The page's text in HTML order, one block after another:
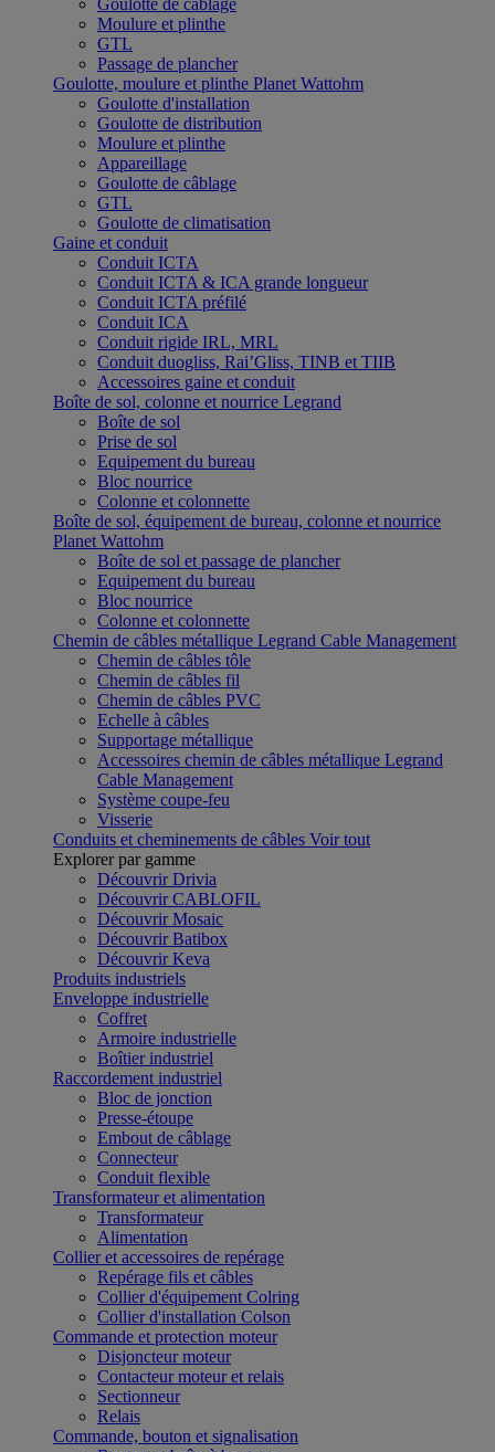
Goulotte de câblage
Moulure et plinthe
GTL
Passage de plancher
Goulotte, moulure et plinthe Planet Wattohm
Goulotte d'installation
Goulotte de distribution
Moulure et plinthe
Appareillage
Goulotte de câblage
GTL
Goulotte de climatisation
Gaine et conduit
Conduit ICTA
Conduit ICTA & ICA grande longueur
Conduit ICTA préfilé
Conduit ICA
Conduit rigide IRL, MRL
Conduit duogliss, Rai’Gliss, TINB et TIIB
Accessoires gaine et conduit
Boîte de sol, colonne et nourrice Legrand
Boîte de sol
Prise de sol
Equipement du bureau
Bloc nourrice
Colonne et colonnette
Boîte de sol, équipement de bureau, colonne et nourrice
Planet Wattohm
Boîte de sol et passage de plancher
Equipement du bureau
Bloc nourrice
Colonne et colonnette
Chemin de câbles métallique Legrand Cable Management
Chemin de câbles tôle
Chemin de câbles fil
Chemin de câbles PVC
Echelle à câbles
Supportage métallique
Accessoires chemin de câbles métallique Legrand
Cable Management
Système coupe-feu
Visserie
Conduits et cheminements de câbles Voir tout
Explorer par gamme
Découvrir Drivia
Découvrir CABLOFIL
Découvrir Mosaic
Découvrir Batibox
Découvrir Keva
Produits industriels
Enveloppe industrielle
Coffret
Armoire industrielle
Boîtier industriel
Raccordement industriel
Bloc de jonction
Presse-étoupe
Embout de câblage
Connecteur
Conduit flexible
Transformateur et alimentation
Transformateur
Alimentation
Collier et accessoires de repérage
Repérage fils et câbles
Collier d'équipement Colring
Collier d'installation Colson
Commande et protection moteur
Disjoncteur moteur
Contacteur moteur et relais
Sectionneur
Relais
Commande, bouton et signalisation